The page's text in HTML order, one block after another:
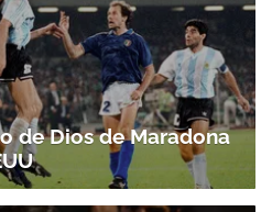
de Dios de Maradona